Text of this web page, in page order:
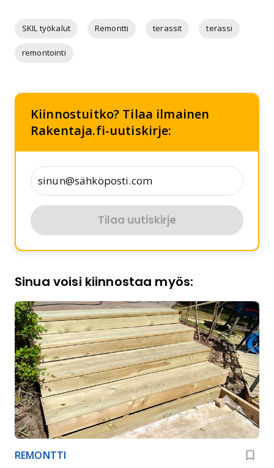
SKIL työkalut Remontti terassit terassi
remontointi
Kiinnostuitko? Tilaa ilmainen
Rakentaja.fi-uutiskirje:
Tilaa uutiskirje
Sinua voisi kiinnostaa myös:
REMONTTI